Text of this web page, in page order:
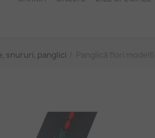
snururi, panglici Panglică flori